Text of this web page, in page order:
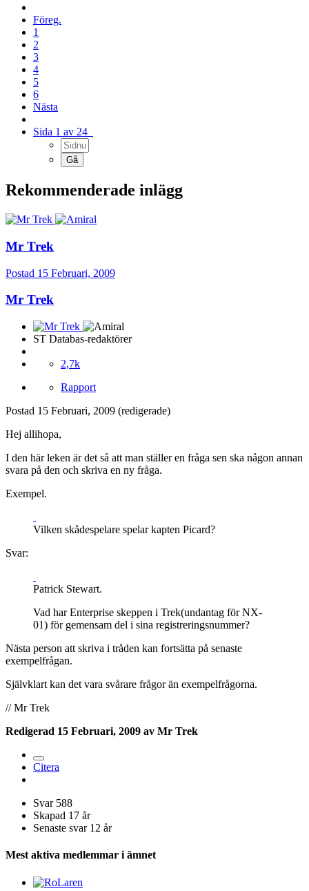
Föreg.
1
2
3
4
5
6
Nästa
Sida 1 av 24
Rekommenderade inlägg
Mr Trek
Postad 15 Februari, 2009
Mr Trek
ST Databas-redaktörer
2,7k
Rapport
Postad 15 Februari, 2009 (redigerade)
Hej allihopa,
I den här leken är det så att man ställer en fråga sen ska någon annan
svara på den och skriva en ny fråga.
Exempel.
Vilken skådespelare spelar kapten Picard?
Svar:
Patrick Stewart.
Vad har Enterprise skeppen i Trek(undantag för NX-
01) för gemensam del i sina registreringsnummer?
Nästa person att skriva i tråden kan fortsätta på senaste
exempelfrågan.
Självklart kan det vara svårare frågor än exempelfrågorna.
// Mr Trek
Redigerad 15 Februari, 2009 av Mr Trek
Citera
Svar 588
Skapad 17 år
Senaste svar 12 år
Mest aktiva medlemmar i ämnet